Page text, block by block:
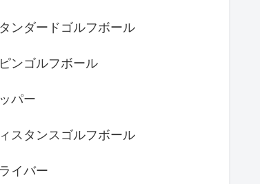
ンダードゴルフボール
ンゴルフボール
パー
スタンスゴルフボール
イバー